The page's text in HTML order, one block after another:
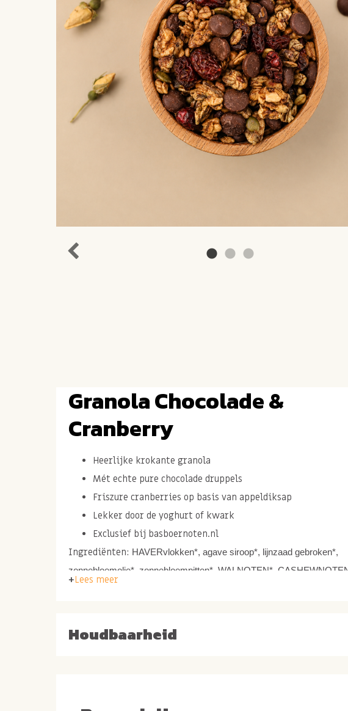
Granola Chocolade &
Cranberry
Heerlijke krokante granola
Mét echte pure chocolade druppels
Friszure cranberries op basis van appeldiksap
Lekker door de yoghurt of kwark
Exclusief bij basboernoten.nl
Ingrediënten: HAVERvlokken*, agave siroop*, lijnzaad gebroken*,
zonnebloemolie*, zonnebloempitten*, WALNOTEN*,
Chocolade druppels; cacaoboter, cacaopoeder, suiker, volle MELKpoeder,
Lees meer
Houdbaarheid